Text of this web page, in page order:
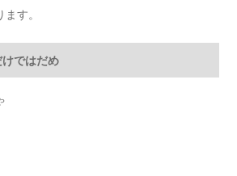
す。
ではだめ